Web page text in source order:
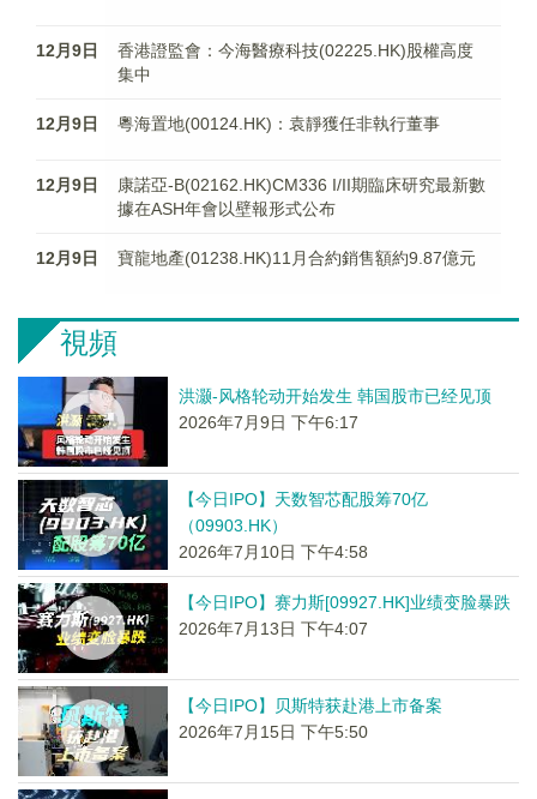
12月9日
香港證監會：今海醫療科技(02225.HK)股權高度
集中
12月9日 粵海置地(00124.HK)：袁靜獲任非執行董事
12月9日
康諾亞-B(02162.HK)CM336 I/II期臨床研究最新數
據在ASH年會以壁報形式公布
12月9日 寶龍地產(01238.HK)11月合約銷售額約9.87億元
視頻
洪灏-风格轮动开始发生 韩国股市已经见顶
2026年7月9日 下午6:17
【今日IPO】天数智芯配股筹70亿
（09903.HK）
2026年7月10日 下午4:58
【今日IPO】赛力斯[09927.HK]业绩变脸暴跌
2026年7月13日 下午4:07
【今日IPO】贝斯特获赴港上市备案
2026年7月15日 下午5:50